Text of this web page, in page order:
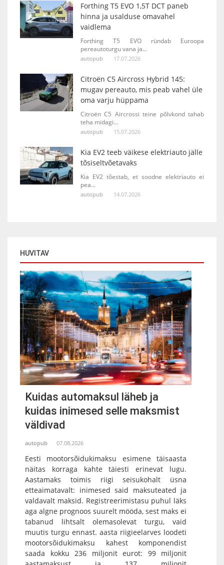
Forthing T5 EVO 1,5T DCT paneb
hinna ja usalduse omavahel
vaidlema
Forthing T5 EVO ründab Euroopa
pereautoturgu vana ja...
autopub 17.07.2026
Citroën C5 Aircross Hybrid 145:
mugav pereauto, mis peab vahel üle
oma varju hüppama
Citroën C5 Aircrossi teine põlvkond tahab
teha midagi...
autopub 15.07.2026
Kia EV2 teeb väikese elektriauto jälle
tõsiseltvõetavaks
Kia EV2 tõestab, et soodne elektriauto ei
pea...
autopub 14.07.2026
HUVITAV
Kuidas automaksul läheb ja
kuidas inimesed selle maksmist
väldivad
autopub 07.08.2026
Eesti mootorsõidukimaksu esimene täisaasta
näitas korraga kahte täiesti erinevat lugu.
Aastamaks toimis riigi seisukohalt üsna
etteaimatavalt: inimesed said maksuteated ja
valdavalt maksid. Registreerimistasu puhul läks
aga algne prognoos suurelt mööda, sest maks ei
tabanud lihtsalt olemasolevat turgu, vaid
muutis turgu ennast. aasta riigieelarves loodeti
mootorsõidukimaksu kahest komponendist
saada kokku 236 miljonit eurot: 99 miljonit